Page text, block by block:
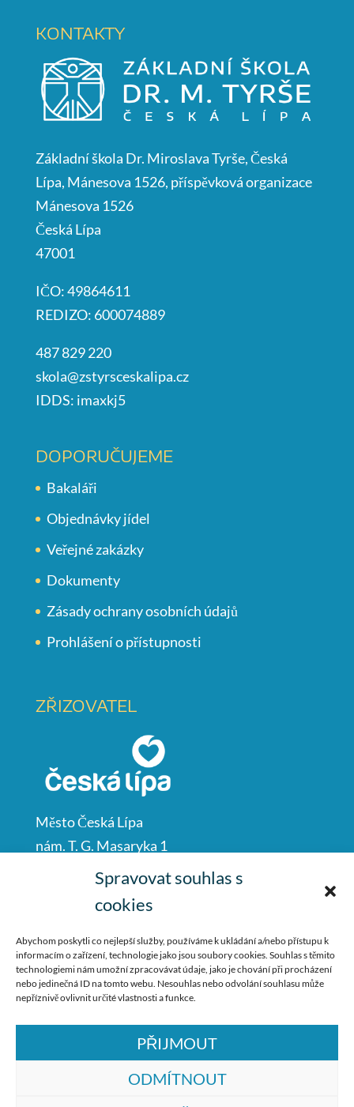
Spravovat souhlas s
cookies
Abychom poskytli co nejlepší služby, používáme k ukládání a/nebo přístupu k
informacím o zařízení, technologie jako jsou soubory cookies. Souhlas s těmito
technologiemi nám umožní zpracovávat údaje, jako je chování při procházení
nebo jedinečná ID na tomto webu. Nesouhlas nebo odvolání souhlasu může
nepříznivě ovlivnit určité vlastnosti a funkce.
PŘIJMOUT
ODMÍTNOUT
KONTAKTY
Základní škola Dr. Miroslava Tyrše, Česká
Lípa, Mánesova 1526, příspěvková organizace
Mánesova 1526
Česká Lípa
47001
IČO: 49864611
REDIZO: 600074889
487 829 220
skola@zstyrsceskalipa.cz
IDDS: imaxkj5
DOPORUČUJEME
Bakaláři
Objednávky jídel
Veřejné zakázky
Dokumenty
Zásady ochrany osobních údajů
Prohlášení o přístupnosti
ZŘIZOVATEL
Město Česká Lípa
nám. T. G. Masaryka 1
Česká Lípa
487 881 111
podatelna@mucl.cz